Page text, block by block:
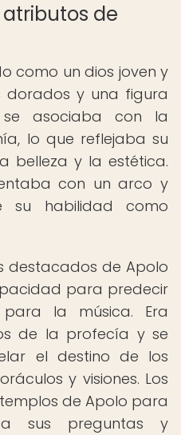
de
como un dios joven y
dorados y una figura
asociaba con la
lo que reflejaba su
belleza y la estética.
con un arco y
su habilidad como
destacados de Apolo
para predecir
la música. Era
de la profecía y se
el destino de los
y visiones. Los
de Apolo para
a sus preguntas y